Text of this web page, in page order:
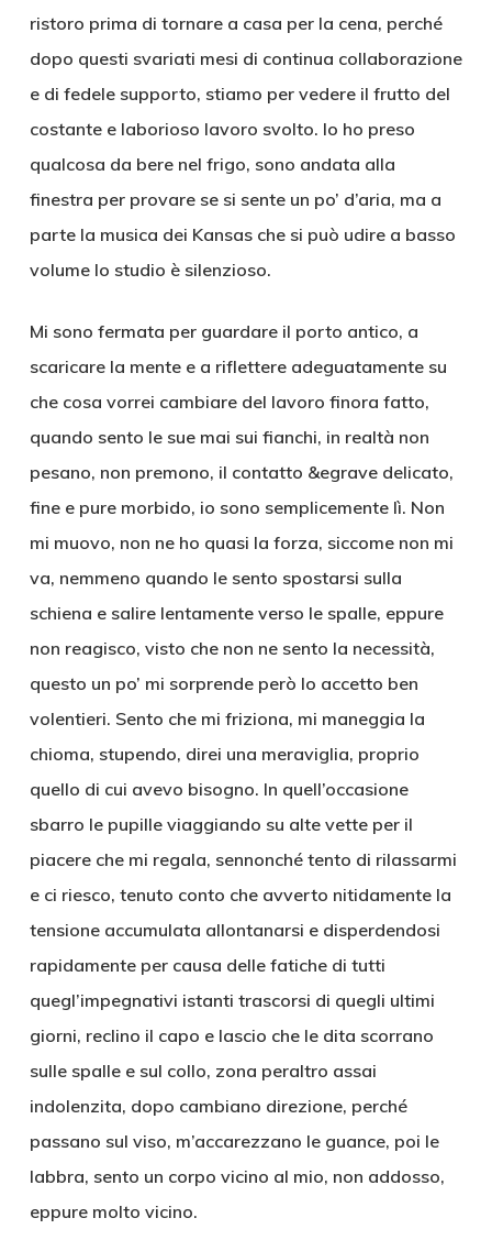
ristoro prima di tornare a casa per la cena, perché
dopo questi svariati mesi di continua collaborazione
e di fedele supporto, stiamo per vedere il frutto del
costante e laborioso lavoro svolto. Io ho preso
qualcosa da bere nel frigo, sono andata alla
finestra per provare se si sente un po’ d’aria, ma a
parte la musica dei Kansas che si può udire a basso
volume lo studio è silenzioso.
Mi sono fermata per guardare il porto antico, a
scaricare la mente e a riflettere adeguatamente su
che cosa vorrei cambiare del lavoro finora fatto,
quando sento le sue mai sui fianchi, in realtà non
pesano, non premono, il contatto &egrave delicato,
fine e pure morbido, io sono semplicemente lì. Non
mi muovo, non ne ho quasi la forza, siccome non mi
va, nemmeno quando le sento spostarsi sulla
schiena e salire lentamente verso le spalle, eppure
non reagisco, visto che non ne sento la necessità,
questo un po’ mi sorprende però lo accetto ben
volentieri. Sento che mi friziona, mi maneggia la
chioma, stupendo, direi una meraviglia, proprio
quello di cui avevo bisogno. In quell’occasione
sbarro le pupille viaggiando su alte vette per il
piacere che mi regala, sennonché tento di rilassarmi
e ci riesco, tenuto conto che avverto nitidamente la
tensione accumulata allontanarsi e disperdendosi
rapidamente per causa delle fatiche di tutti
quegl’impegnativi istanti trascorsi di quegli ultimi
giorni, reclino il capo e lascio che le dita scorrano
sulle spalle e sul collo, zona peraltro assai
indolenzita, dopo cambiano direzione, perché
passano sul viso, m’accarezzano le guance, poi le
labbra, sento un corpo vicino al mio, non addosso,
eppure molto vicino.